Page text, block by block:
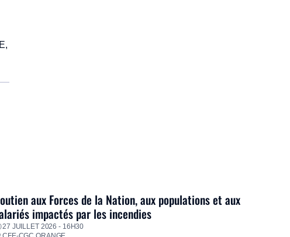
aux Forces de la Nation, aux populations et aux
impactés par les incendies
27 JUILLET 2026 - 16H30